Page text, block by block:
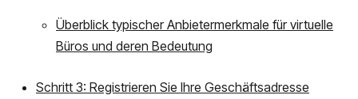
Überblick typischer Anbietermerkmale für virtuelle
Büros und deren Bedeutung
Schritt 3: Registrieren Sie Ihre Geschäftsadresse